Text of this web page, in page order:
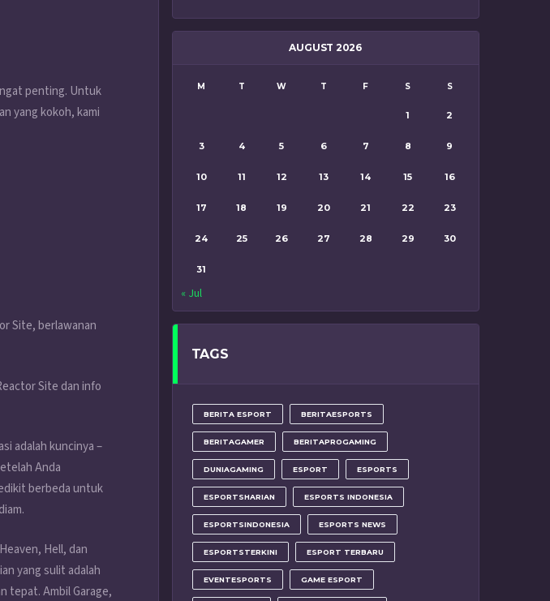
penting. Untuk
yang kokoh, kami
Site, berlawanan
Site dan info
adalah kuncinya –
Anda
berbeda untuk
Hell, dan
yang sulit adalah
tepat. Ambil Garage,
AUGUST 2026
M T W T F S S
1 2
3 4 5 6 7 8 9
10 11 12 13 14 15 16
17 18 19 20 21 22 23
24 25 26 27 28 29 30
31
« Jul
TAGS
BERITA ESPORT BERITAESPORTS
BERITAGAMER BERITAPROGAMING
DUNIAGAMING ESPORT ESPORTS
ESPORTSHARIAN ESPORTS INDONESIA
ESPORTSINDONESIA ESPORTS NEWS
ESPORTSTERKINI ESPORT TERBARU
EVENTESPORTS GAME ESPORT